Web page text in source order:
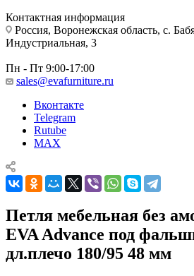
Контактная информация
Россия, Воронежская область, с.
Индустриальная, 3
Пн - Пт 9:00-17:00
sales@evafurniture.ru
Вконтакте
Telegram
Rutube
MAX
Петля мебельная без
EVA Advance под
дл.плечо 180/95 48 мм